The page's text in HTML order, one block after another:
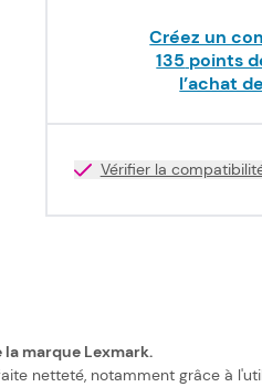
Créez un
135 points
l’achat
Vérifier la
marque Lexmark.
netteté, notamment grâce à